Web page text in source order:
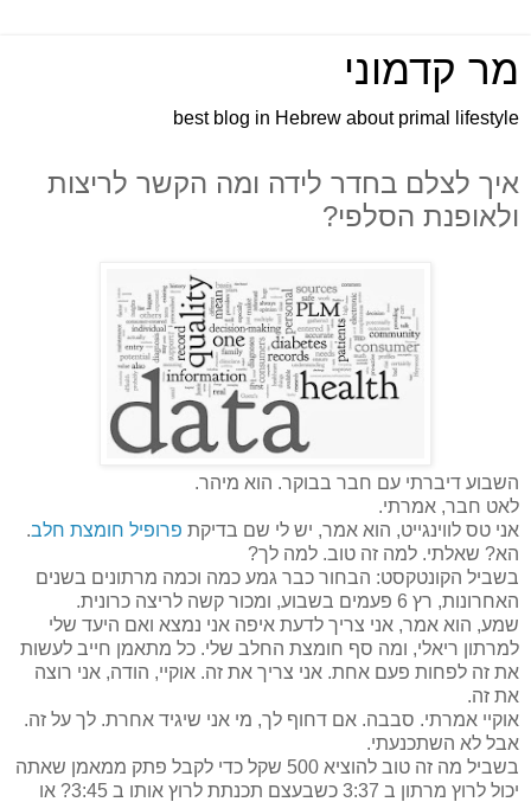
מר קדמוני
best blog in Hebrew about primal lifestyle
איך לצלם בחדר לידה ומה הקשר לריצות
ולאופנת הסלפי?
השבוע דיברתי עם חבר בבוקר. הוא מיהר.
לאט חבר, אמרתי.
אני טס לווינגייט, הוא אמר, יש לי שם בדיקת פרופיל חומצת חלב.
הא? שאלתי. למה זה טוב. למה לך?
בשביל הקונטקסט: הבחור כבר גמע כמה וכמה מרתונים בשנים
האחרונות, רץ 6 פעמים בשבוע, ומכור קשה לריצה כרונית.
שמע, הוא אמר, אני צריך לדעת איפה אני נמצא ואם היעד שלי
למרתון ריאלי, ומה סף חומצת החלב שלי. כל מתאמן חייב לעשות
את זה לפחות פעם אחת. אני צריך את זה. אוקיי, הודה, אני רוצה
את זה.
אוקיי אמרתי. סבבה. אם דחוף לך, מי אני שיגיד אחרת. לך על זה.
אבל לא השתכנעתי.
בשביל מה זה טוב להוציא 500 שקל כדי לקבל פתק ממאמן שאתה
יכול לרוץ מרתון ב 3:37 כשבעצם תכנתת לרוץ אותו ב 3:45? או